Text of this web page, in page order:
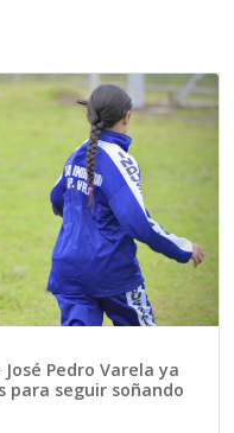
Pedro Varela ya
para seguir soñando